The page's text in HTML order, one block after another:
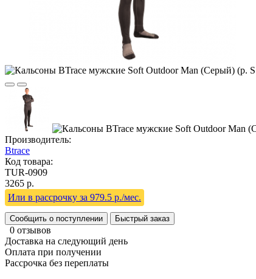
Производитель:
Btrace
Код товара:
TUR-0909
3265 р.
Или в рассрочку за 979.5 р./мес.
Сообщить о поступлении Быстрый заказ
0 отзывов
Доставка на следующий день
Оплата при получении
Рассрочка без переплаты